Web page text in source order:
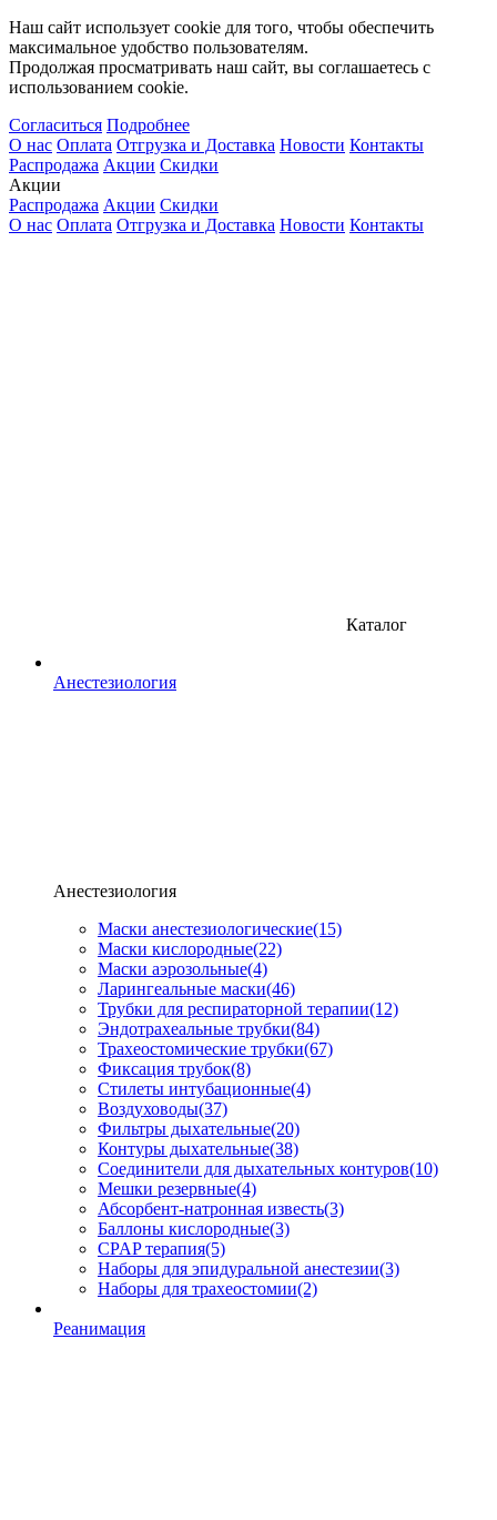
Наш сайт использует cookie для того, чтобы обеспечить
максимальное удобство пользователям.
Продолжая просматривать наш сайт, вы соглашаетесь с
использованием cookie.
Согласиться Подробнее
О нас Оплата Отгрузка и Доставка Новости Контакты
Распродажа Акции Скидки
Акции
Распродажа Акции Скидки
О нас Оплата Отгрузка и Доставка Новости Контакты
Каталог
Анестезиология
Анестезиология
Маски анестезиологические(15)
Маски кислородные(22)
Маски аэрозольные(4)
Ларингеальные маски(46)
Трубки для респираторной терапии(12)
Эндотрахеальные трубки(84)
Трахеостомические трубки(67)
Фиксация трубок(8)
Стилеты интубационные(4)
Воздуховоды(37)
Фильтры дыхательные(20)
Контуры дыхательные(38)
Соединители для дыхательных контуров(10)
Мешки резервные(4)
Абсорбент-натронная известь(3)
Баллоны кислородные(3)
CPAP терапия(5)
Наборы для эпидуральной анестезии(3)
Наборы для трахеостомии(2)
Реанимация